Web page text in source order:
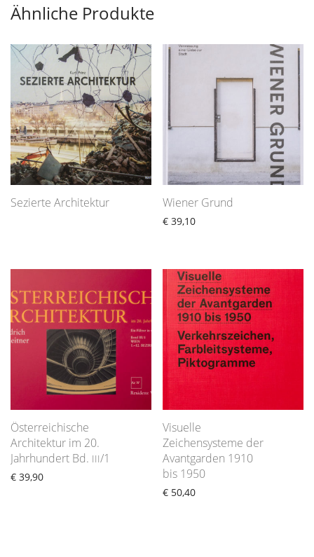
Ähnliche Produkte
Sezierte Architektur Wiener Grund
€ 39,10
Österreichische
Architektur im 20.
Jahrhundert Bd. III/1
€ 39,90
Visuelle
Zeichensysteme der
Avantgarden 1910
bis 1950
€ 50,40